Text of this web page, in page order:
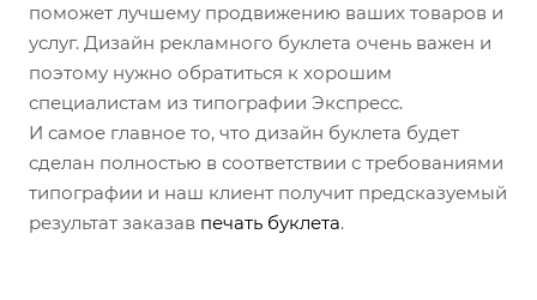
поможет лучшему продвижению ваших товаров и
услуг. Дизайн рекламного буклета очень важен и
поэтому нужно обратиться к хорошим
специалистам из типографии Экспресс.
И самое главное то, что дизайн буклета будет
сделан полностью в соответствии с требованиями
типографии и наш клиент получит предсказуемый
результат заказав печать буклета.